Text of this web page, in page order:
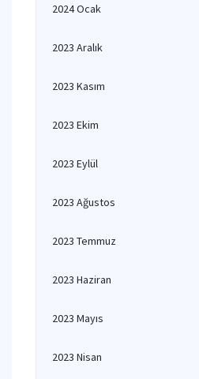
2024 Ocak
2023 Aralık
2023 Kasım
2023 Ekim
2023 Eylül
2023 Ağustos
2023 Temmuz
2023 Haziran
2023 Mayıs
2023 Nisan